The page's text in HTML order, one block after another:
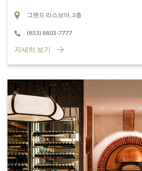
그랜드 리스보아, 3층
(853) 8803-7777
자세히 보기